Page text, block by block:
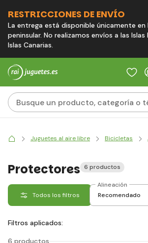
RESTRICCIONES DE ENVÍO
La entrega está disponible únicamente en
peninsular. No realizamos envíos a las Islas
Islas Canarias.
Juguetes al aire libre Bicicletas
Protectores 6 productos
Todos los filtros
Alineación
Filtros aplicados:
6 productos